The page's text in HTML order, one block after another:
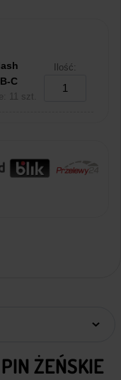
C
11 szt.
Ilość:
ŻEŃSKIE